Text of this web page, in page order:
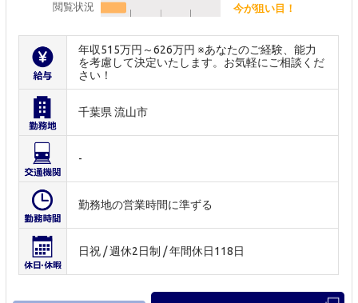
閲覧状況 今が狙い目！
年収515万円～626万円 ※あなたのご経験、能力
を考慮して決定いたします。お気軽にご相談くだ
さい！
千葉県 流山市
-
勤務地の営業時間に準ずる
日祝 / 週休2日制 / 年間休日118日